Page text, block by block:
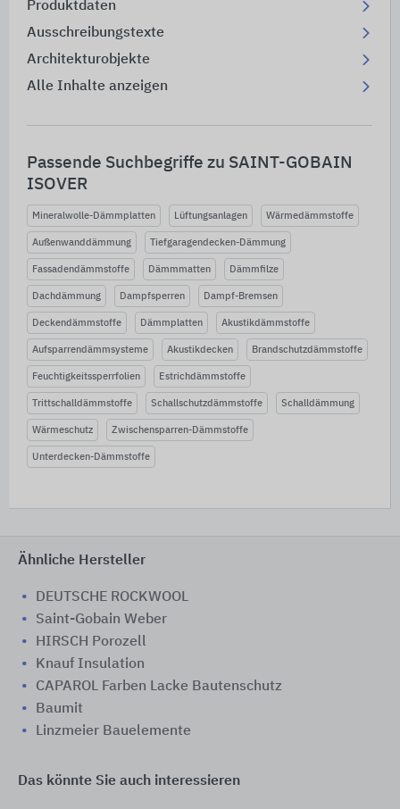
Produktdaten
Ausschreibungstexte
Architekturobjekte
Alle Inhalte anzeigen
Passende Suchbegriffe zu SAINT-GOBAIN
ISOVER
Mineralwolle-Dämmplatten Lüftungsanlagen Wärmedämmstoffe
Außenwanddämmung Tiefgaragendecken-Dämmung
Fassadendämmstoffe Dämmmatten Dämmfilze
Dachdämmung Dampfsperren Dampf-Bremsen
Deckendämmstoffe Dämmplatten Akustikdämmstoffe
Aufsparrendämmsysteme Akustikdecken Brandschutzdämmstoffe
Feuchtigkeitssperrfolien Estrichdämmstoffe
Trittschalldämmstoffe Schallschutzdämmstoffe Schalldämmung
Wärmeschutz Zwischensparren-Dämmstoffe
Unterdecken-Dämmstoffe
Ähnliche Hersteller
DEUTSCHE ROCKWOOL
Saint-Gobain Weber
HIRSCH Porozell
Knauf Insulation
CAPAROL Farben Lacke Bautenschutz
Baumit
Linzmeier Bauelemente
Das könnte Sie auch interessieren